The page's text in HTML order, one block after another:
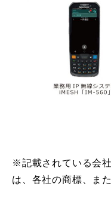
※記載されている会
は、各社の商標、ま